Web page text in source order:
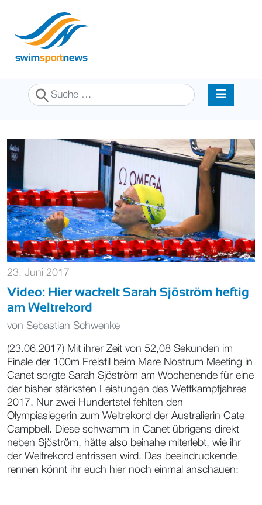
Suchen
23. Juni 2017
Video: Hier wackelt Sarah Sjöström heftig
am Weltrekord
von Sebastian Schwenke
(23.06.2017) Mit ihrer Zeit von 52,08 Sekunden im
Finale der 100m Freistil beim Mare Nostrum Meeting in
Canet sorgte Sarah Sjöström am Wochenende für eine
der bisher stärksten Leistungen des Wettkampfjahres
2017. Nur zwei Hundertstel fehlten den
Olympiasiegerin zum Weltrekord der Australierin Cate
Campbell. Diese schwamm in Canet übrigens direkt
neben Sjöström, hätte also beinahe miterlebt, wie ihr
der Weltrekord entrissen wird. Das beeindruckende
rennen könnt ihr euch hier noch einmal anschauen: